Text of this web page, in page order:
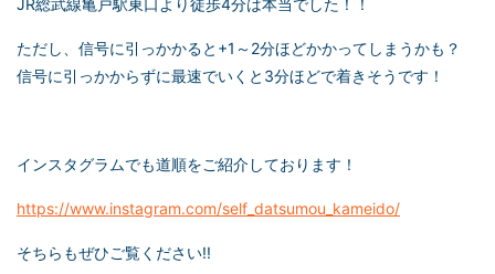
JR総武線亀戸駅東口より徒歩4分は本当でした！！
ただし、信号に引っかかると+1～2分ほどかかってしまうかも？
信号に引っかからずに最速でいくと3分ほどで着きそうです！
インスタグラムでも道順をご紹介しております！
https://www.instagram.com/self_datsumou_kameido/
そちらもぜひご覧ください!!